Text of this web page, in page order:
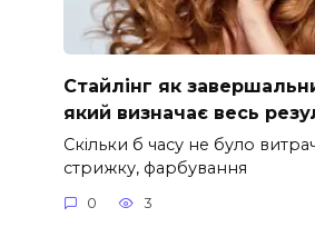
Стайлінг як
який визначає весь
Скільки б часу не було
стрижку, фарбування
0 3